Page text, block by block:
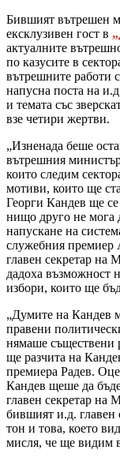
Бившият вътрешен
ексклузивен гост в
актуалните
по казусите в
вътрешните работи
напусна поста на
и темата със
взе четири жертви.
„Изненада беше
вътрешния
които следим
мотиви, които ще
Георги Кандев ще се
нищо друго не мога
напускане на
служебния премиер
главен секретар на
дадоха възможност
избори, които ще
„Думите на Кандев
правени
нямаше съществени
ще разчита на
премиера Радев.
Кандев щеше да
главен секретар
бившият и.д. главен
тон и това, което
мисля, че ще видим